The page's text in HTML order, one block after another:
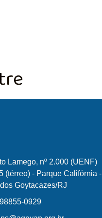
Lamego, nº 2.000 (UENF)
(térreo) - Parque Califórnia -
Goytacazes/RJ
0929